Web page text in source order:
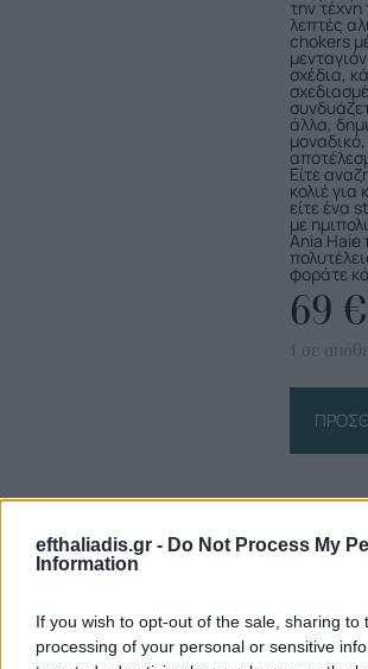
efthaliadis.gr - Do Not Process My
Information
If you wish to opt-out of the sale, sharing to
processing of your personal or sensitive
την
λεπτές
chokers
σχέδια,
άλλα,
Είτε
κολιέ για
είτε ένα
με
Ania Haie
φοράτε
69 €
1 σε